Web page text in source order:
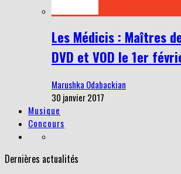
Les Médicis : Maîtres
DVD et VOD le 1er
Marushka Odabackian
30 janvier 2017
Musique
Concours
Dernières actualités